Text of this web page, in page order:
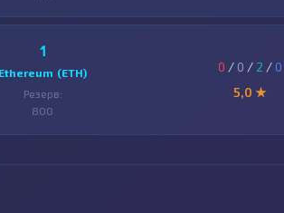
1
Ethereum (ETH)
Резерв:
800
0 / 0 / 2 /0
5,0 ★